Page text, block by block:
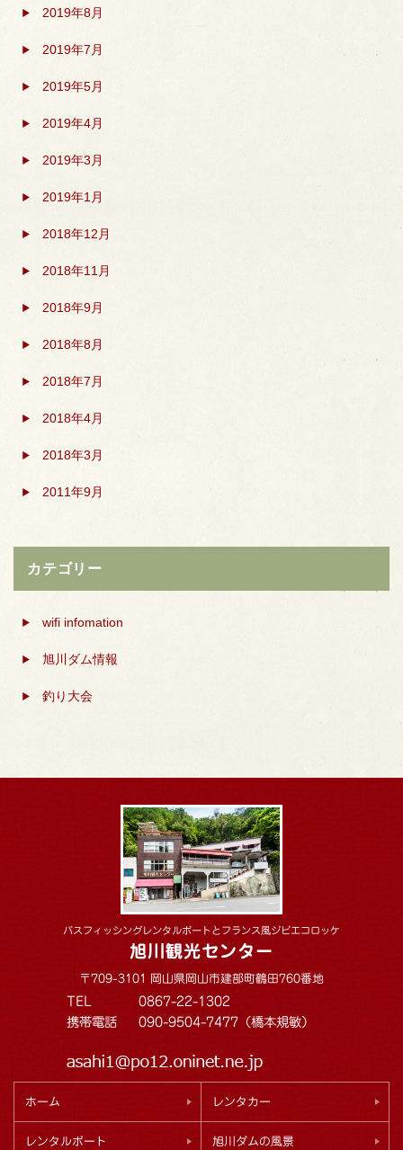
2019年8月
2019年7月
2019年5月
2019年4月
2019年3月
2019年1月
2018年12月
2018年11月
2018年9月
2018年8月
2018年7月
2018年4月
2018年3月
2011年9月
カテゴリー
wifi infomation
旭川ダム情報
釣り大会
バスフィッシングレンタルボートとフランス風ジビエコロッケ
旭川観光センター
〒709-3101 岡山県岡山市建部町鶴田760番地
TEL
0867-22-1302
携帯電話
090-9504-7477（橋本規敏）
ホーム レンタカー
レンタルボート 旭川ダムの風景